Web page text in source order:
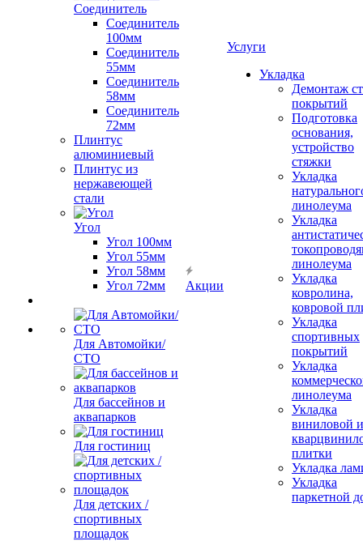
Соединитель
Соединитель
100мм
Соединитель
55мм
Соединитель
58мм
Соединитель
72мм
Плинтус
алюминиевый
Плинтус из
нержавеющей
стали
Угол
Угол 100мм
Угол 55мм
Угол 58мм
Угол 72мм
Для Автомойки/
СТО
Для бассейнов и
аквапарков
Для гостиниц
Для детских /
спортивных
площадок
Акции
Услуги
Укладка
Демонтаж
покрытий
Подготовка
основания,
устройство
стяжки
Укладка
линолеума
Укладка
линолеума
Укладка
ковролина,
ковровой
Укладка
спортивных
покрытий
Укладка
линолеума
Укладка
виниловой и
плитки
Укладка
Укладка
паркетной